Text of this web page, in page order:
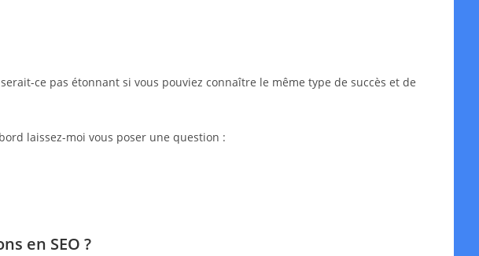
ce pas étonnant si vous pouviez connaître le même type de succès et de
laissez-moi vous poser une question :
en SEO ?